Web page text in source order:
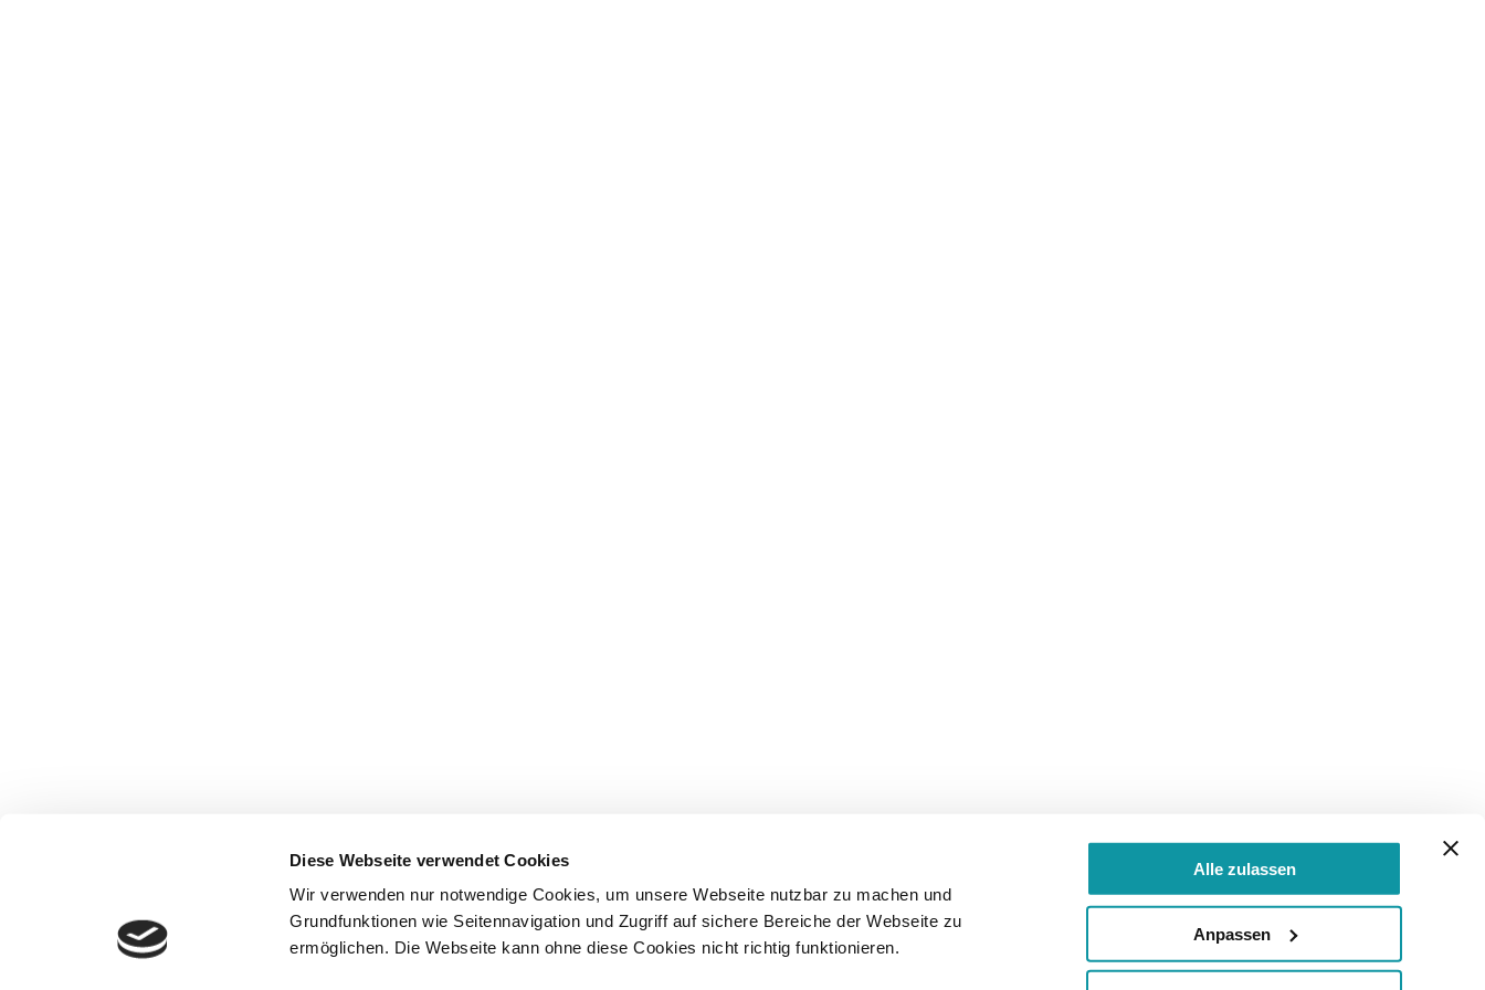
Diese Webseite verwendet Cookies
Wir verwenden nur notwendige Cookies, um unsere Webseite nutzbar zu machen und
Grundfunktionen wie Seitennavigation und Zugriff auf sichere Bereiche der Webseite zu
ermöglichen. Die Webseite kann ohne diese Cookies nicht richtig funktionieren.
Alle zulassen
Anpassen